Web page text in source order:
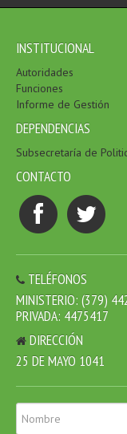
INSTITUCIONAL
Autoridades
Funciones
Informe de Gestión
DEPENDENCIAS
Subsecretaría de
CONTACTO
TELÉFONOS
MINISTERIO: (379)
PRIVADA: 4475417
DIRECCIÓN
25 DE MAYO 1041